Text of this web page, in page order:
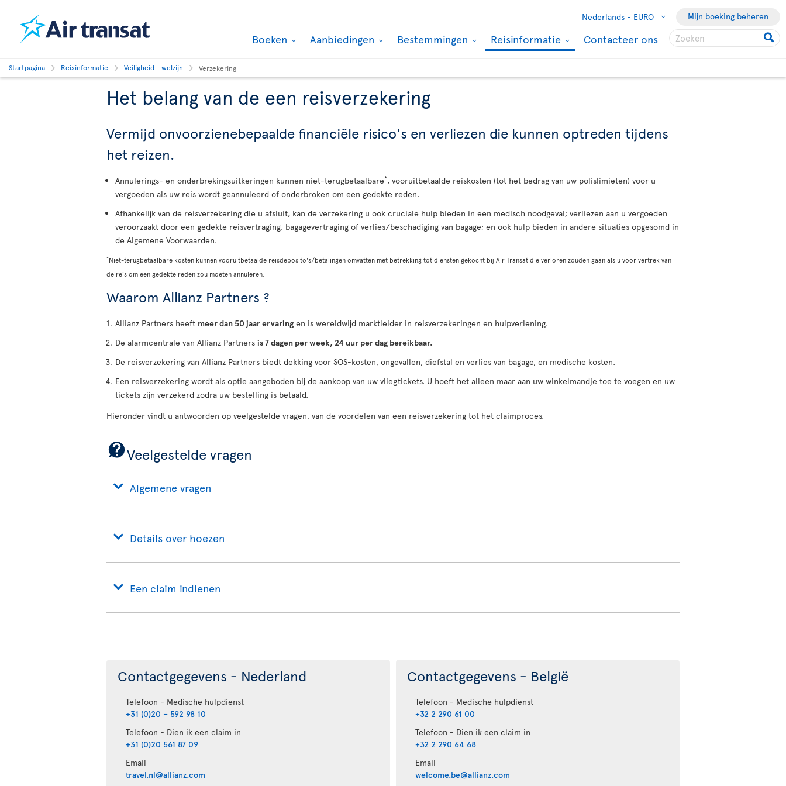
Nederlands - EURO Mijn boeking beheren
Boeken Aanbiedingen Bestemmingen Reisinformatie Contacteer ons
Startpagina Reisinformatie Veiligheid - welzijn Verzekering
Het belang van de een reisverzekering
Vermijd onvoorzienebepaalde financiële risico's en verliezen die kunnen optreden tijdens
het reizen.
Annulerings- en onderbrekingsuitkeringen kunnen niet-terugbetaalbare*, vooruitbetaalde reiskosten (tot het bedrag van uw polislimieten) voor u
vergoeden als uw reis wordt geannuleerd of onderbroken om een gedekte reden.
Afhankelijk van de reisverzekering die u afsluit, kan de verzekering u ook cruciale hulp bieden in een medisch noodgeval; verliezen aan u vergoeden
veroorzaakt door een gedekte reisvertraging, bagagevertraging of verlies/beschadiging van bagage; en ook hulp bieden in andere situaties opgesomd in
de Algemene Voorwaarden.
*Niet-terugbetaalbare kosten kunnen vooruitbetaalde reisdeposito's/betalingen omvatten met betrekking tot diensten gekocht bij Air Transat die verloren zouden gaan als u voor vertrek van
de reis om een gedekte reden zou moeten annuleren.
Waarom Allianz Partners ?
Allianz Partners heeft meer dan 50 jaar ervaring en is wereldwijd marktleider in reisverzekeringen en hulpverlening.
De alarmcentrale van Allianz Partners is 7 dagen per week, 24 uur per dag bereikbaar.
De reisverzekering van Allianz Partners biedt dekking voor SOS-kosten, ongevallen, diefstal en verlies van bagage, en medische kosten.
Een reisverzekering wordt als optie aangeboden bij de aankoop van uw vliegtickets. U hoeft het alleen maar aan uw winkelmandje toe te voegen en uw
tickets zijn verzekerd zodra uw bestelling is betaald.
Hieronder vindt u antwoorden op veelgestelde vragen, van de voordelen van een reisverzekering tot het claimproces.
Veelgestelde vragen
Algemene vragen
Details over hoezen
Een claim indienen
Contactgegevens - Nederland
Telefoon - Medische hulpdienst
+31 (0)20 – 592 98 10
Telefoon - Dien ik een claim in
+31 (0)20 561 87 09
Email
travel.nl@allianz.com
Contactgegevens - België
Telefoon - Medische hulpdienst
+32 2 290 61 00
Telefoon - Dien ik een claim in
+32 2 290 64 68
Email
welcome.be@allianz.com